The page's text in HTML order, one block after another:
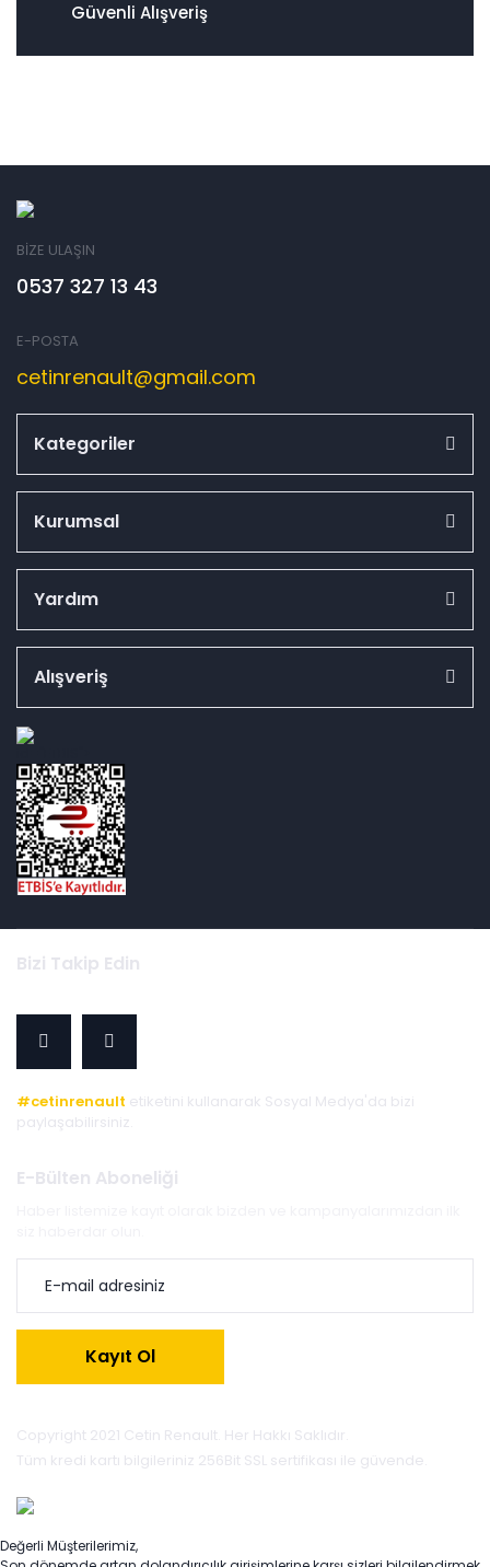
Güvenli Alışveriş
BİZE ULAŞIN
0537 327 13 43
E-POSTA
cetinrenault@gmail.com
Kategoriler
Kurumsal
Yardım
Alışveriş
Bizi Takip Edin
#cetinrenault etiketini kullanarak Sosyal Medya'da bizi
paylaşabilirsiniz.
E-Bülten Aboneliği
Kayıt Ol
Copyright 2021 Cetin Renault. Her Hakkı Saklıdır.
Tüm kredi kartı bilgileriniz 256Bit SSL sertifikası ile güvende.
Değerli Müşterilerimiz,